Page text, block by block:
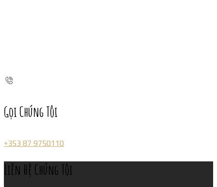
Gọi Chúng Tôi
+353 87 9750110
Liên Hệ Chúng Tôi